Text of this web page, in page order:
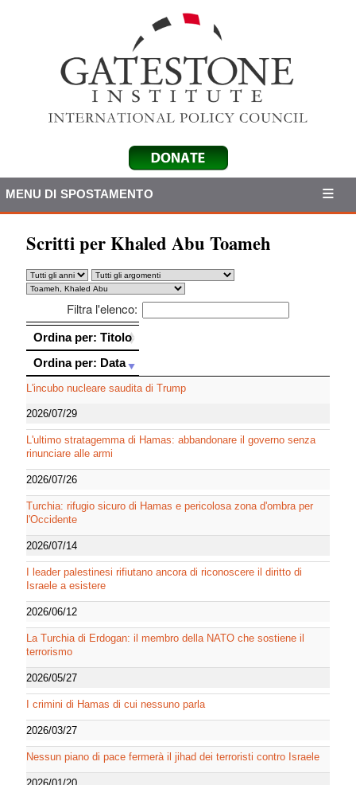
MENU DI SPOSTAMENTO
Scritti per Khaled Abu Toameh
Filtra l'elenco:
Ordina per: Titolo
Ordina per: Data
L'incubo nucleare saudita di Trump
2026/07/29
L'ultimo stratagemma di Hamas: abbandonare il governo senza
rinunciare alle armi
2026/07/26
Turchia: rifugio sicuro di Hamas e pericolosa zona d'ombra per
l'Occidente
2026/07/14
I leader palestinesi rifiutano ancora di riconoscere il diritto di
Israele a esistere
2026/06/12
La Turchia di Erdogan: il membro della NATO che sostiene il
terrorismo
2026/05/27
I crimini di Hamas di cui nessuno parla
2026/03/27
Nessun piano di pace fermerà il jihad dei terroristi contro Israele
Ordina per: Titolo
Ordina per: Data